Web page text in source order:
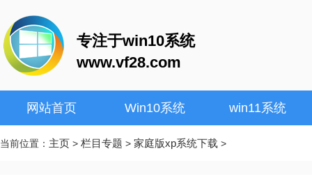
专注于win10系统
www.vf28.com
网站首页 Win10系统 win11系统
当前位置： 主页 > 栏目专题 > 家庭版xp系统下载 >